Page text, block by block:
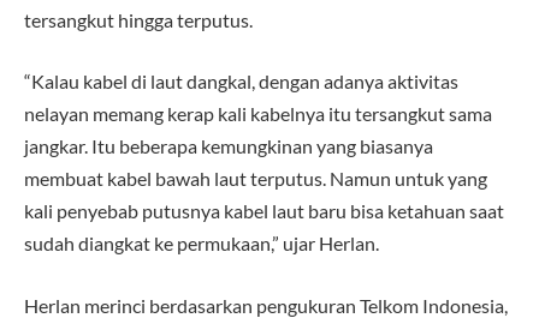
tersangkut hingga terputus.
“Kalau kabel di laut dangkal, dengan adanya aktivitas
nelayan memang kerap kali kabelnya itu tersangkut sama
jangkar. Itu beberapa kemungkinan yang biasanya
membuat kabel bawah laut terputus. Namun untuk yang
kali penyebab putusnya kabel laut baru bisa ketahuan saat
sudah diangkat ke permukaan,” ujar Herlan.
Herlan merinci berdasarkan pengukuran Telkom Indonesia,